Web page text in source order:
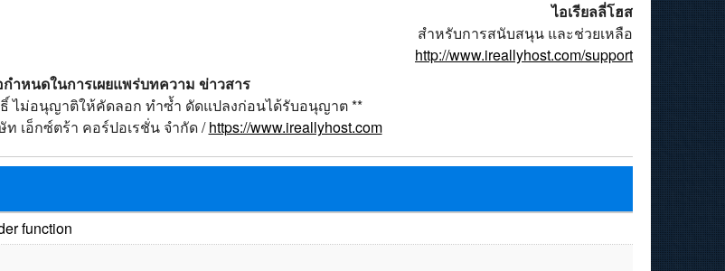
ไอเรียลลี่โฮส
สำหรับการสนับสนุน และช่วยเหลือ
http://www.ireallyhost.com/support
ำหนดในการเผยแพร่บทความ ข่าวสาร
ไม่อนุญาติให้คัดลอก ทำซ้ำ ดัดแปลงก่อนได้รับอนุญาต **
เอ็กซ์ตร้า คอร์ปอเรชั่น จำกัด /https://www.ireallyhost.com
function